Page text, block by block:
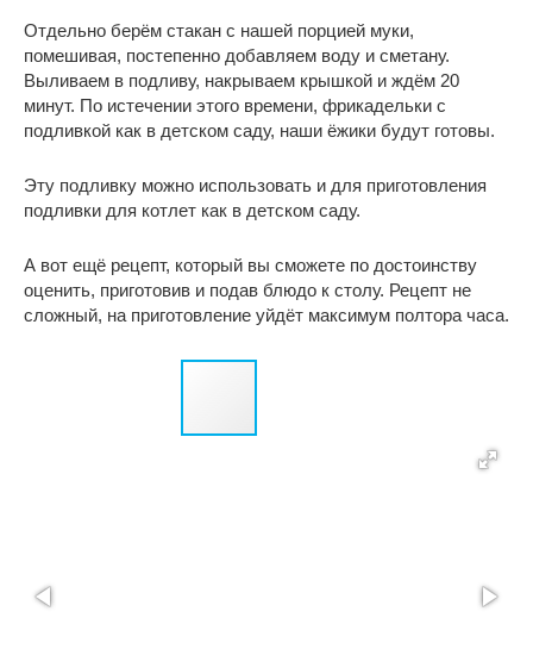
Отдельно берём стакан с нашей порцией муки,
помешивая, постепенно добавляем воду и сметану.
Выливаем в подливу, накрываем крышкой и ждём 20
минут. По истечении этого времени, фрикадельки с
подливкой как в детском саду, наши ёжики будут готовы.
Эту подливку можно использовать и для приготовления
подливки для котлет как в детском саду.
А вот ещё рецепт, который вы сможете по достоинству
оценить, приготовив и подав блюдо к столу. Рецепт не
сложный, на приготовление уйдёт максимум полтора часа.